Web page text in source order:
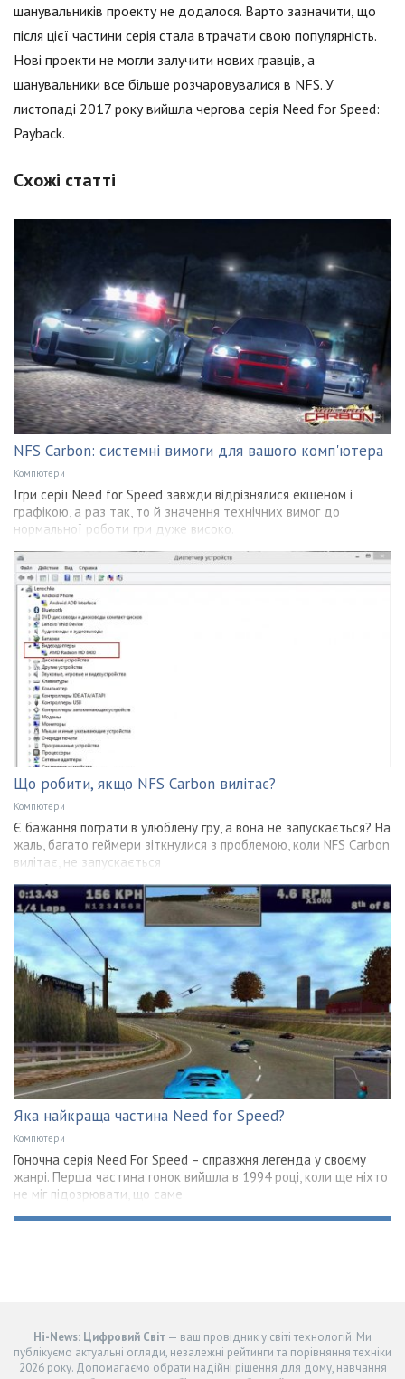
шанувальників проекту не додалося. Варто зазначити, що
після цієї частини серія стала втрачати свою популярність.
Нові проекти не могли залучити нових гравців, а
шанувальники все більше розчаровувалися в NFS. У
листопаді 2017 року вийшла чергова серія Need for Speed:
Payback.
Схожі статті
NFS Carbon: системні вимоги для вашого комп'ютера
Компютери
Ігри серії Need for Speed завжди відрізнялися екшеном і
графікою, а раз так, то й значення технічних вимог до
нормальної роботи гри дуже високо.
Що робити, якщо NFS Carbon вилітає?
Компютери
Є бажання пограти в улюблену гру, а вона не запускається? На
жаль, багато геймери зіткнулися з проблемою, коли NFS Carbon
вилітає, не запускається
Яка найкраща частина Need for Speed?
Компютери
Гоночна серія Need For Speed – справжня легенда у своєму
жанрі. Перша частина гонок вийшла в 1994 році, коли ще ніхто
не міг підозрювати, що саме
Hi-News: Цифровий Світ — ваш провідник у світі технологій. Ми
публікуємо актуальні огляди, незалежні рейтинги та порівняння техніки
2026 року. Допомагаємо обрати надійні рішення для дому, навчання